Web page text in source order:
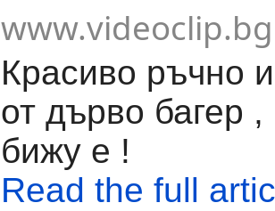
www.videoclip.bg
Красиво ръчно
от дърво багер
бижу е !
Read the full